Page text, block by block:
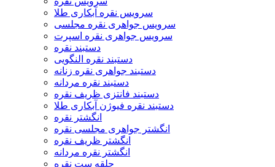
سرویس نقره آبکاری طلا
سرویس جواهری نقره مجلسی
سرویس جواهری نقره اسپرت
دستبند نقره
دستبند نقره النگویی
دستبند جواهری نقره زنانه
دستبند نقره مردانه
دستبند فانتزی ظریف نقره
دستبند نقره فیوژن آبکاری طلا
انگشتر نقره
انگشتر جواهری مجلسی نقره
انگشتر ظریف نقره
انگشتر نقره مردانه
حلقه ست نقره